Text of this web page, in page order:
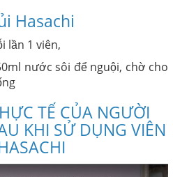
Hasachi
lần 1 viên,
nước sôi để nguội, chờ cho
TẾ CỦA NGƯỜI
KHI SỬ DỤNG VIÊN